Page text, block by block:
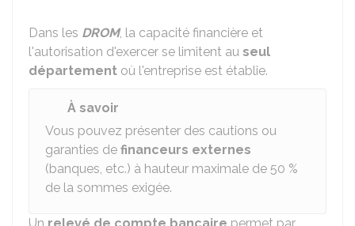
Dans les DROM, la capacité financière et
l'autorisation d'exercer se limitent au seul
département où l'entreprise est établie.
À savoir
Vous pouvez présenter des cautions ou
garanties de financeurs externes
(banques, etc.) à hauteur maximale de 50 %
de la sommes exigée.